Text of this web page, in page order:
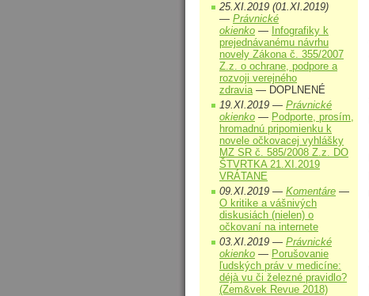
25.XI.2019 (01.XI.2019)
— Právnické
okienko — Infografiky k
prejednávanému návrhu
novely Zákona č. 355/2007
Z.z. o ochrane, podpore a
rozvoji verejného
zdravia— DOPLNENÉ
19.XI.2019 — Právnické
okienko — Podporte, prosím,
hromadnú pripomienku k
novele očkovacej vyhlášky
MZ SR č. 585/2008 Z.z. DO
ŠTVRTKA 21.XI.2019
VRÁTANE
09.XI.2019 — Komentáre —
O kritike a vášnivých
diskusiách (nielen) o
očkovaní na internete
03.XI.2019 — Právnické
okienko — Porušovanie
ľudských práv v medicíne:
déjà vu či železné pravidlo?
(Zem&vek Revue 2018)